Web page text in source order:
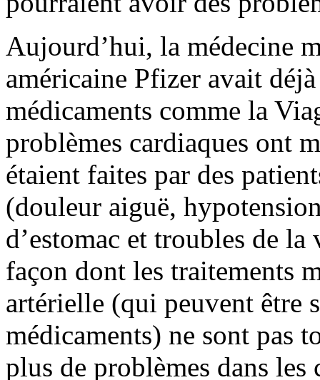
Aujourd’hui, la médecine
américaine Pfizer avait
médicaments comme la
problèmes cardiaques ont
étaient faites par des
(douleur aiguë,
d’estomac et troubles de
façon dont les traitements
artérielle (qui peuvent être
médicaments) ne sont pas
plus de problèmes dans